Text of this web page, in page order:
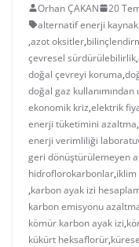
Orhan ÇAKAN 20
alternatif enerji
,azot oksitler,
çevresel sürdürülebilirlik,
doğal çevreyi koruma,
doğal gaz kullanımından
ekonomik kriz,elektrik
enerji tüketimini azaltma,
enerji verimliliği
geri dönüştürülemeyen
hidroflorokarbonlar,iklim
,karbon ayak izi
karbon emisyonu
kömür karbon ayak izi,
kükürt heksaflorür,